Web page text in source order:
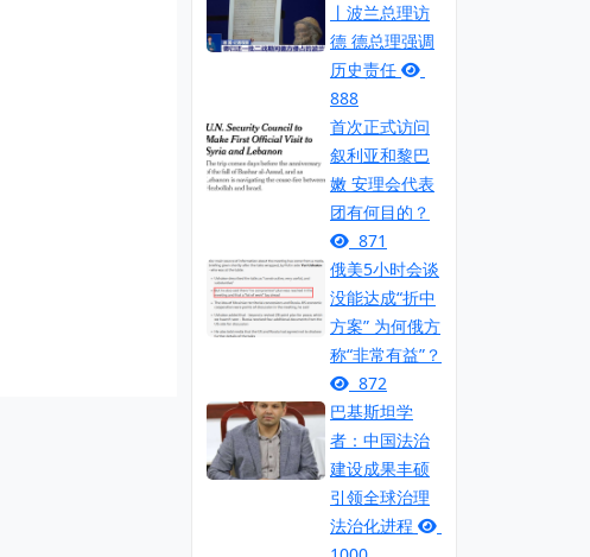
丨波兰总理访
德 德总理强调
历史责任
888
首次正式访问
叙利亚和黎巴
嫩 安理会代表
团有何目的？
871
俄美5小时会谈
没能达成“折中
方案” 为何俄方
称“非常有益”？
872
巴基斯坦学
者：中国法治
建设成果丰硕
引领全球治理
法治化进程